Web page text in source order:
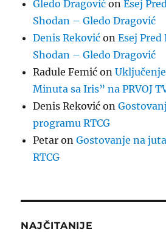
Gledo Dragović onEsej
Shodan – Gledo Dragović
Denis Reković onEsej Pred
Shodan – Gledo Dragović
Radule Femić on
Minuta sa Iris” na PRVOJ
Denis Reković on
programu RTCG
Petar onGostovanje na
RTCG
NAJČITANIJE